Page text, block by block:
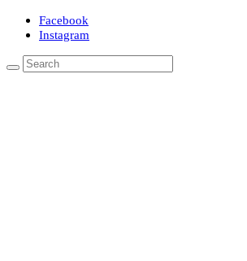
Facebook
Instagram